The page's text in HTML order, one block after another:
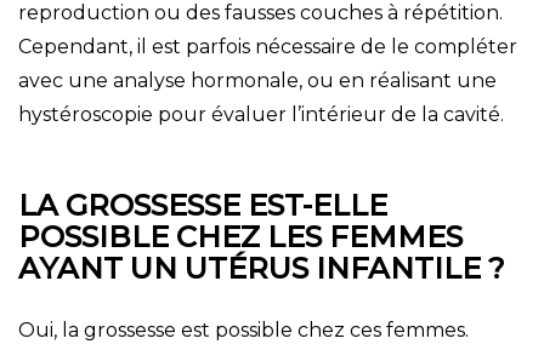
reproduction ou des fausses couches à répétition.
Cependant, il est parfois nécessaire de le compléter
avec une analyse hormonale, ou en réalisant une
hystéroscopie pour évaluer l’intérieur de la cavité.
LA GROSSESSE EST-ELLE
POSSIBLE CHEZ LES FEMMES
AYANT UN UTÉRUS INFANTILE ?
Oui, la grossesse est possible chez ces femmes.